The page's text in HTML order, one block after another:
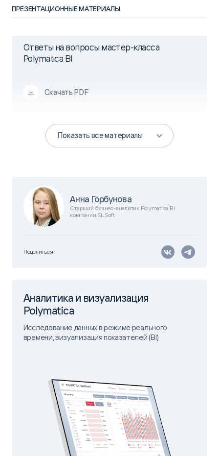
Анна Горбунова
Старший бизнес-аналитик Polymatica BI
компании SL Soft
Поделиться
ПРЕЗЕНТАЦИОННЫЕ МАТЕРИАЛЫ
Ответы на вопросы мастер-класса
Polymatica BI
Скачать PDF
Показать все материалы
Аналитика и визуализация
Polymatica
Исследование данных в режиме реального
времени, визуализация показателей (BI)